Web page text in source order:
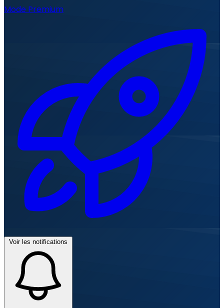
Mode Premium
Voir les notifications